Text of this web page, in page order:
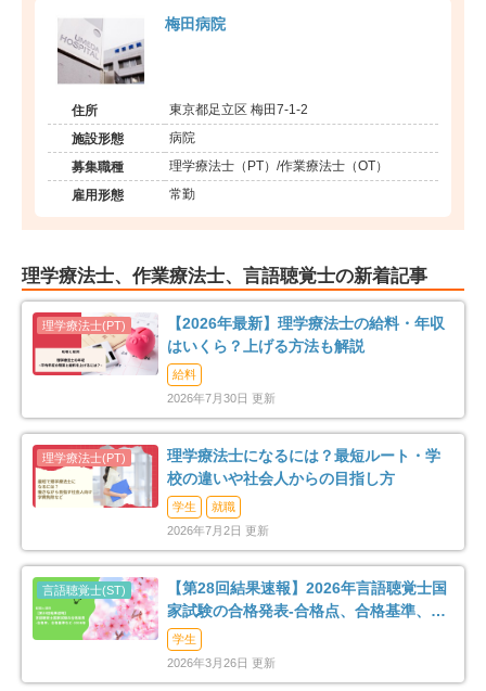
梅田病院
住所 東京都足立区 梅田7-1-2
施設形態 病院
募集職種 理学療法士（PT）/作業療法士（OT）
雇用形態 常勤
理学療法士、作業療法士、言語聴覚士の新着記事
【2026年最新】理学療法士の給料・年収
はいくら？上げる方法も解説
給料
2026年7月30日 更新
理学療法士になるには？最短ルート・学
校の違いや社会人からの目指し方
学生
就職
2026年7月2日 更新
【第28回結果速報】2026年言語聴覚士国
家試験の合格発表-合格点、合格基準、合
格率など-
学生
2026年3月26日 更新